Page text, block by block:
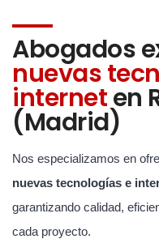
Abogados
nuevas
interneten
(Madrid)
Nos especializamos en
nuevas tecnologías e
garantizando calidad,
cada proyecto.